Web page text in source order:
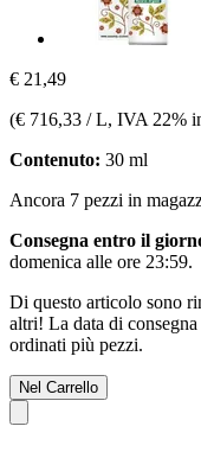
€ 21,49
(€ 716,33 / L, IVA 22%
Contenuto: 30 ml
Ancora 7 pezzi in
Consegna entro il
domenica alle ore 23:59.
Di questo articolo sono
altri! La data di
ordinati più pezzi.
Nel Carrello